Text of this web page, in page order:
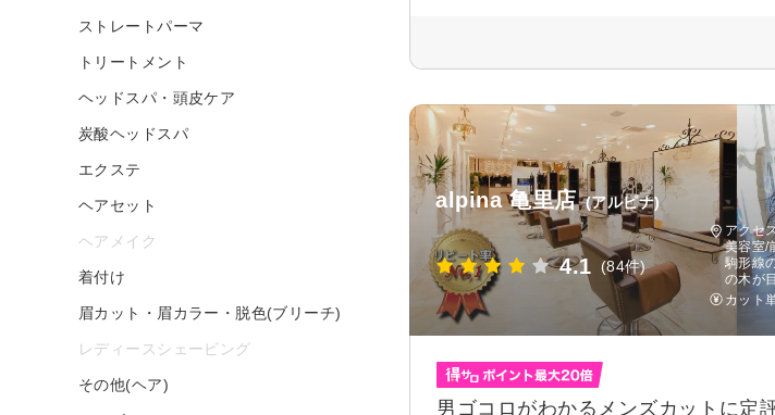
alpina 亀里店 (アルピナ)
4.1 (84件)
アクセ
美容室/
駒形線
の木が
カット
男ゴコロがわかるメンズカットに定
ストレートパーマ
トリートメント
ヘッドスパ・頭皮ケア
炭酸ヘッドスパ
エクステ
ヘアセット
ヘアメイク
着付け
眉カット・眉カラー・脱色(ブリーチ)
レディースシェービング
その他(ヘア)